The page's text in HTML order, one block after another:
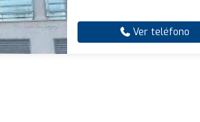
Ver teléfono